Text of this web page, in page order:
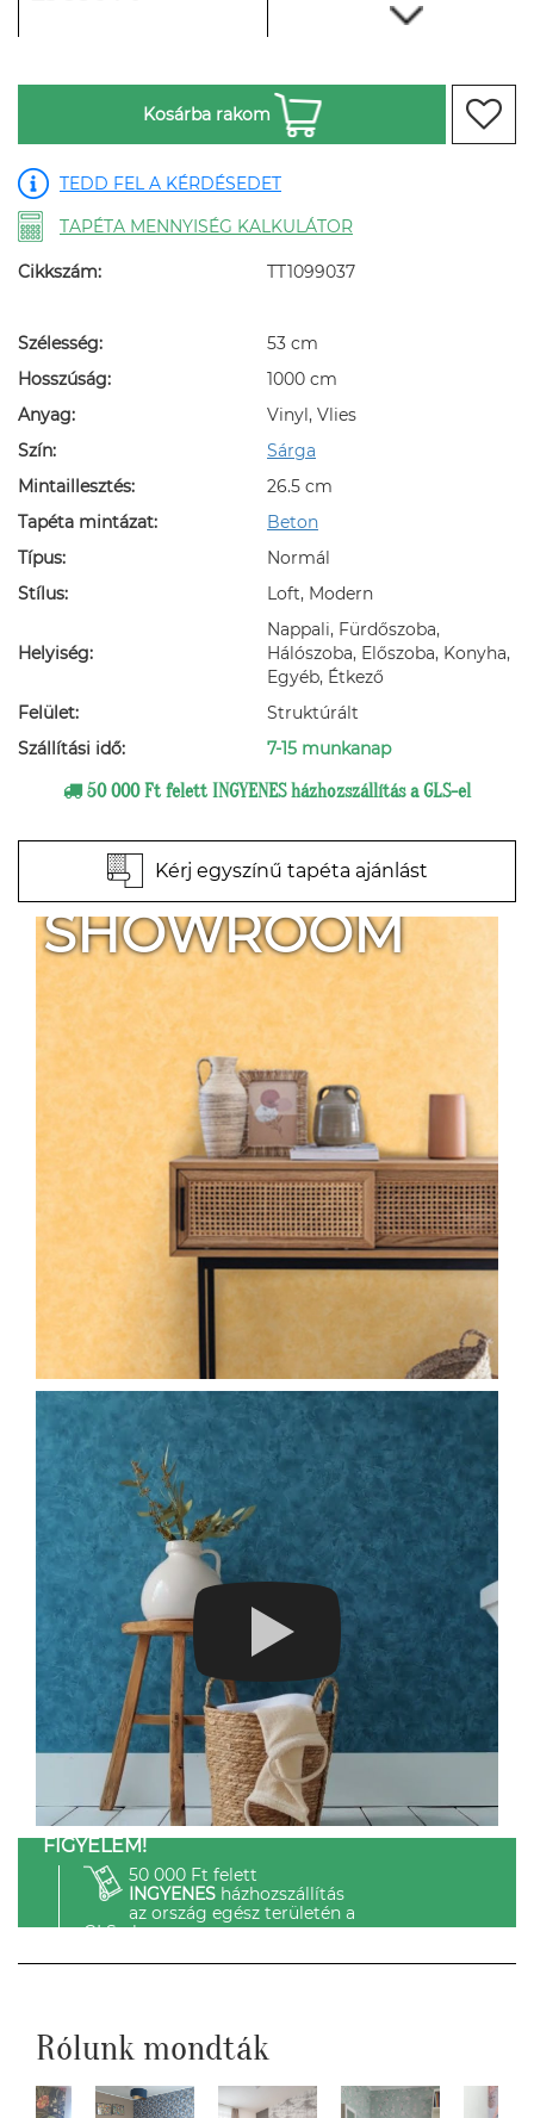
Kosárba rakom
TEDD FEL A KÉRDÉSEDET
TAPÉTA MENNYISÉG KALKULÁTOR
Cikkszám: TT1099037
Szélesség:
53 cm
Hosszúság:
1000 cm
Anyag:
Vinyl, Vlies
Szín:
Sárga
Mintaillesztés:
26.5 cm
Tapéta mintázat:
Beton
Típus:
Normál
Stílus:
Loft, Modern
Helyiség:
Nappali, Fürdőszoba,
Hálószoba, Előszoba, Konyha,
Egyéb, Étkező
Felület:
Struktúrált
Szállítási idő:
7-15 munkanap
50 000 Ft felett INGYENES házhozszállítás a GLS-el
Kérj egyszínű tapéta ajánlást
SHOWROOM
FIGYELEM!
50 000 Ft felett
INGYENESházhozszállítás
az ország egész területén a
GLS-el.
Rólunk mondták